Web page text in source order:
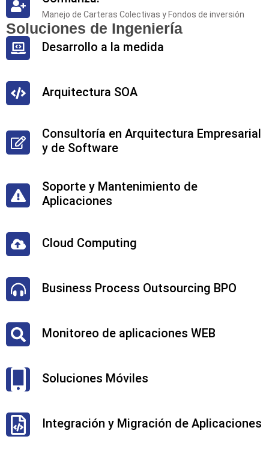
Manejo de Carteras Colectivas y Fondos de inversión
Soluciones de Ingeniería
Desarrollo a la medida
Arquitectura SOA
Consultoría en Arquitectura Empresarial
y de Software
Soporte y Mantenimiento de
Aplicaciones
Cloud Computing
Business Process Outsourcing BPO
Monitoreo de aplicaciones WEB
Soluciones Móviles
Integración y Migración de Aplicaciones